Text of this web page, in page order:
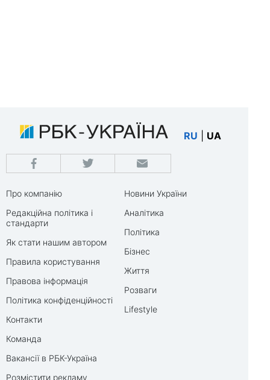
RU UA
Про компанію
Редакційна політика і
стандарти
Як стати нашим автором
Правила користування
Правова інформація
Політика конфіденційності
Контакти
Команда
Вакансії в РБК-Україна
Розмістити рекламу
Новини України
Аналітика
Політика
Бізнес
Життя
Розваги
Lifestyle